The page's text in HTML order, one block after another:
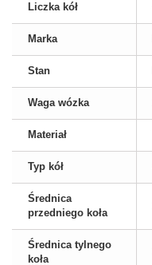
Liczka kół
Marka
Stan
Waga wózka
Materiał
Typ kół
Średnica
przedniego koła
Średnica tylnego
koła